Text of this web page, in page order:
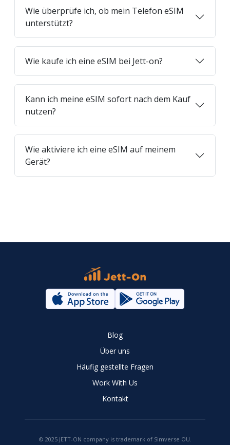
Wie überprüfe ich, ob mein Telefon eSIM
unterstützt?
Wie kaufe ich eine eSIM bei Jett-on?
Kann ich meine eSIM sofort nach dem Kauf
nutzen?
Wie aktiviere ich eine eSIM auf meinem
Gerät?
Blog
Über uns
Häufig gestellte Fragen
Work With Us
Kontakt
© 2025 JETT-ON company is trademark of Simverse OU.